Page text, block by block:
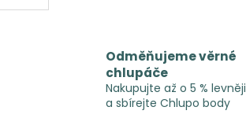
Odměňujeme věrné
chlupáče
Nakupujte až o 5 % levněji
a sbírejte Chlupo body